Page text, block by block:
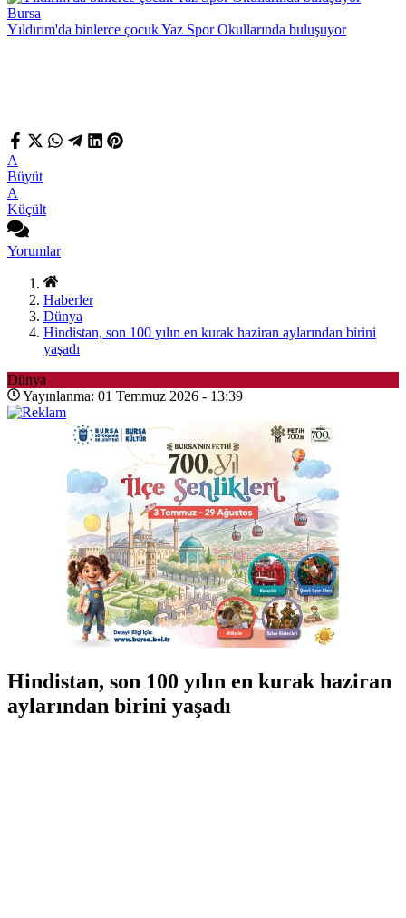
Bursa
Yıldırım'da binlerce çocuk Yaz Spor Okullarında buluşuyor
A
Büyüt
A
Küçült
Yorumlar
Haberler
Dünya
Hindistan, son 100 yılın en kurak haziran aylarından birini
yaşadı
Dünya
Yayınlanma: 01 Temmuz 2026 - 13:39
Hindistan, son 100 yılın en kurak haziran
aylarından birini yaşadı